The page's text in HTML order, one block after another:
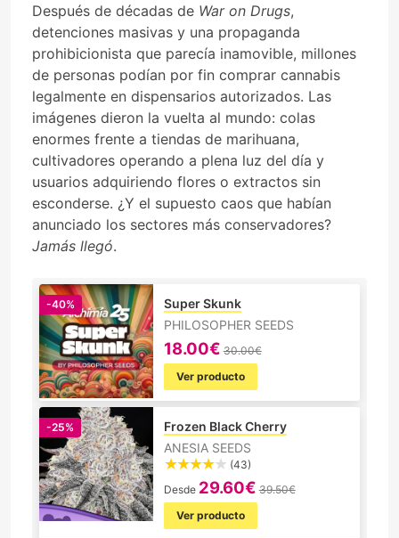
Después de décadas de War on Drugs,
detenciones masivas y una propaganda
prohibicionista que parecía inamovible, millones
de personas podían por fin comprar cannabis
legalmente en dispensarios autorizados. Las
imágenes dieron la vuelta al mundo: colas
enormes frente a tiendas de marihuana,
cultivadores operando a plena luz del día y
usuarios adquiriendo flores o extractos sin
esconderse. ¿Y el supuesto caos que habían
anunciado los sectores más conservadores?
Jamás llegó.
-40%
Super Skunk
PHILOSOPHER SEEDS
18.00€ 30.00€
Ver producto
-25%
Frozen Black Cherry
ANESIA SEEDS
(43)
Desde 29.60€ 39.50€
Ver producto